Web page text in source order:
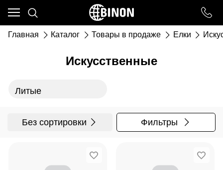
Главная Каталог Товары в продаже Елки
Искусственные
Литые
Без сортировки Фильтры
Ваш город - ст. Каневская,
угадали?
ДА НЕТ